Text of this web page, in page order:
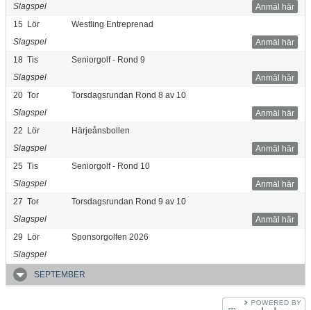
Anmäl här
Slagspel
15 Lör
Westling Entreprenad
Anmäl här
Slagspel
18 Tis
Seniorgolf - Rond 9
Anmäl här
Slagspel
20 Tor
Torsdagsrundan Rond 8 av 10
Anmäl här
Slagspel
22 Lör
Härjeånsbollen
Anmäl här
Slagspel
25 Tis
Seniorgolf - Rond 10
Anmäl här
Slagspel
27 Tor
Torsdagsrundan Rond 9 av 10
Anmäl här
Slagspel
29 Lör
Sponsorgolfen 2026
Slagspel
SEPTEMBER